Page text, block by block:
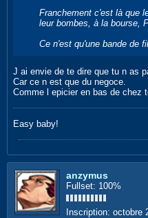
Franchement c'est là que
leur bombes, à la bourse,
Ce n'est qu'une bande de
J ai envie de te dire que tu n as
Car ce n est que du negoce.
Comme l epicier en bas de chez
Easy baby!
anzymus
Fullset: 100%
Inscription: octobre